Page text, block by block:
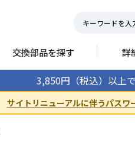
交換部品を探す 詳
3,850円（税込）以上
サイトリニューアルに伴うパスワ